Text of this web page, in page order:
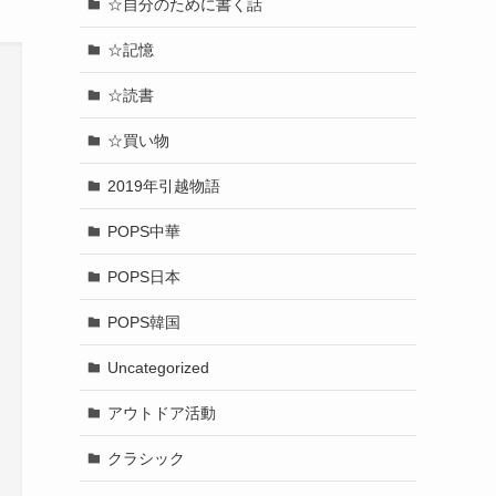
☆自分のために書く話
☆記憶
☆読書
☆買い物
2019年引越物語
POPS中華
POPS日本
POPS韓国
Uncategorized
アウトドア活動
クラシック